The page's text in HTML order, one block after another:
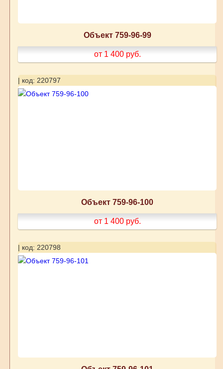
Объект 759-96-99
от 1 400 руб.
| код: 220797
Объект 759-96-100
от 1 400 руб.
| код: 220798